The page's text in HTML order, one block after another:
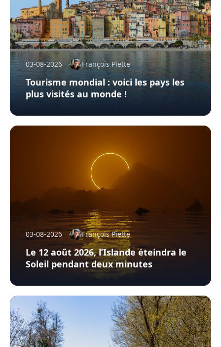
03-08-2026 François Piette
Tourisme mondial : voici les pays les
plus visités au monde !
03-08-2026 François Piette
Le 12 août 2026, l’Islande éteindra le
Soleil pendant deux minutes